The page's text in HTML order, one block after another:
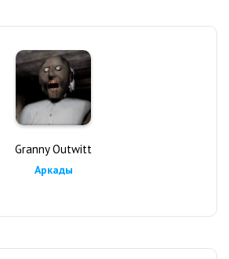
Granny Outwitt
Аркады